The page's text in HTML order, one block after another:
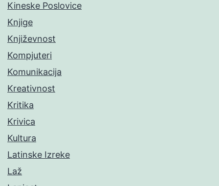
Kineske Poslovice
Knjige
Književnost
Kompjuteri
Komunikacija
Kreativnost
Kritika
Krivica
Kultura
Latinske Izreke
Laž